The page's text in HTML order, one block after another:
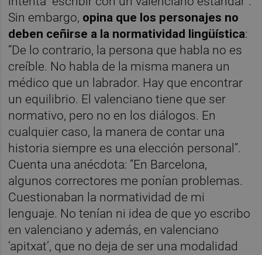
Sin embargo, opina que los personajes no
deben ceñirse a la normatividad lingüística:
“De lo contrario, la persona que habla no es
creíble. No habla de la misma manera un
médico que un labrador. Hay que encontrar
un equilibrio. El valenciano tiene que ser
normativo, pero no en los diálogos. En
cualquier caso, la manera de contar una
historia siempre es una elección personal”.
Cuenta una anécdota: “En Barcelona,
algunos correctores me ponían problemas.
Cuestionaban la normatividad de mi
lenguaje. No tenían ni idea de que yo escribo
en valenciano y además, en valenciano
‘apitxat’, que no deja de ser una modalidad